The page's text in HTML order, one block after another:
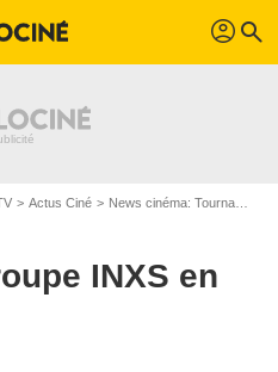
profil search
Actus Ciné News cinéma: Tournages
INXS en